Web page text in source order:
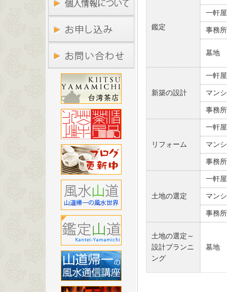
鑑定
一軒屋
事務
墓地
新築の設計
一軒屋
マン
事務
リフォーム
一軒屋
マン
事務
土地の選定
一軒屋
マン
事務
土地の選定～
設計プランニ
ング
墓地